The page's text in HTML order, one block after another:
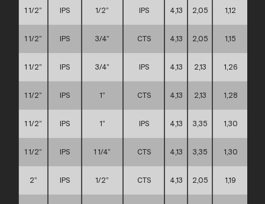
1 1/2” IPS 1/2” IPS 4,13 2,05 1,12
1 1/2” IPS 3/4” CTS 4,13 2,05 1,15
1 1/2” IPS 3/4” IPS 4,13 2,13 1,26
1 1/2” IPS 1” CTS 4,13 2,13 1,28
1 1/2” IPS 1” IPS 4,13 3,35 1,30
1 1/2” IPS 1 1/4” CTS 4,13 3,35 1,30
2” IPS 1/2” CTS 4,13 2,05 1,19